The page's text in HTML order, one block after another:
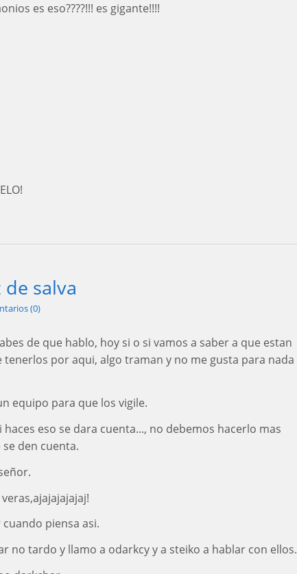
es eso????!!! es gigante!!!!
salva
(0)
de que hablo, hoy si o si vamos a saber a que estan
tenerlos por aqui, algo traman y no me gusta para nada
equipo para que los vigile.
eso se dara cuenta..., no debemos hacerlo mas
den cuenta.
piensa asi.
no tardo y llamo a odarkcy y a steiko a hablar con ellos.